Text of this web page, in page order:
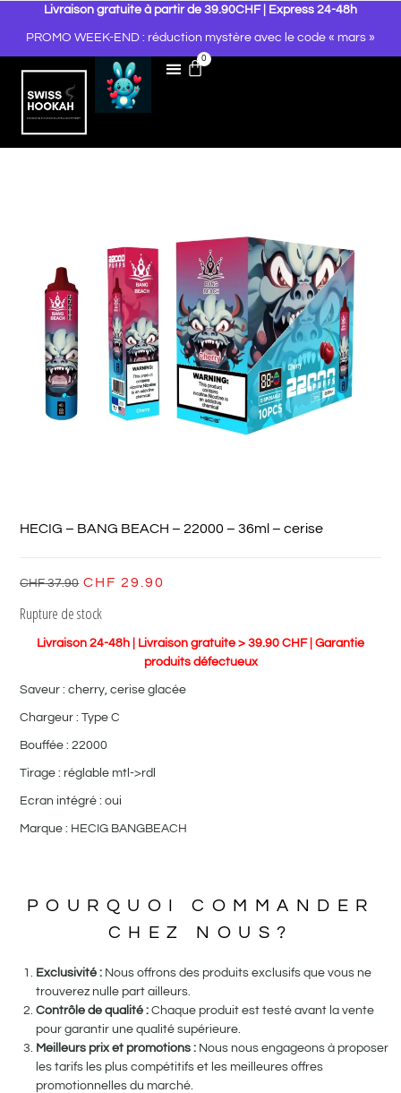
Livraison gratuite à partir de 39.90CHF | Express 24-48h
PROMO WEEK-END : réduction mystère avec le code « mars »
0
HECIG – BANG BEACH – 22000 – 36ml – cerise
CHF37.90 CHF 29.90
Rupture de stock
Livraison 24-48h | Livraison gratuite > 39.90 CHF | Garantie
produits défectueux
Saveur : cherry, cerise glacée
Chargeur : Type C
Bouffée : 22000
Tirage : réglable mtl->rdl
Ecran intégré : oui
Marque : HECIG BANGBEACH
POURQUOI COMMANDER
CHEZ NOUS?
Exclusivité : Nous offrons des produits exclusifs que vous ne
trouverez nulle part ailleurs.
Contrôle de qualité : Chaque produit est testé avant la vente
pour garantir une qualité supérieure.
Meilleurs prix et promotions : Nous nous engageons à proposer
les tarifs les plus compétitifs et les meilleures offres
promotionnelles du marché.